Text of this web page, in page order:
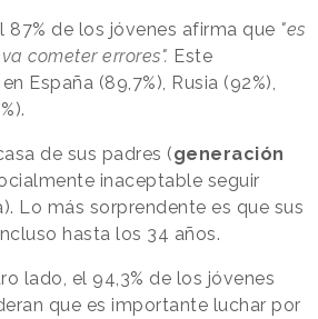
de los jóvenes afirma que "es
cometer errores". Este
España (89,7%), Rusia (92%),
de sus padres (generación
inaceptable seguir
Lo más sorprendente es que sus
hasta los 34 años.
lado, el 94,3% de los jóvenes
que es importante luchar por